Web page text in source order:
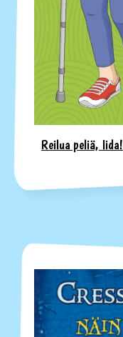
Reilua peliä, Iida!